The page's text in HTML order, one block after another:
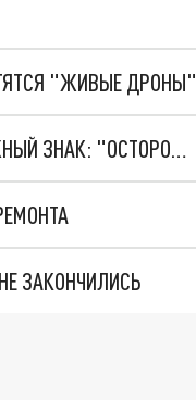
"ЖИВЫЕ ДРОНЫ"
НА УЛИЦЕ РОЖДЕСТВЕНСКОЙ В НИЖНЕМ НОВГОРОДЕ ПОЯВИЛСЯ ДОРОЖНЫЙ ЗНАК: "ОСТОРОЖНО, КОШКИ"
ЗАКОНЧИЛИСЬ